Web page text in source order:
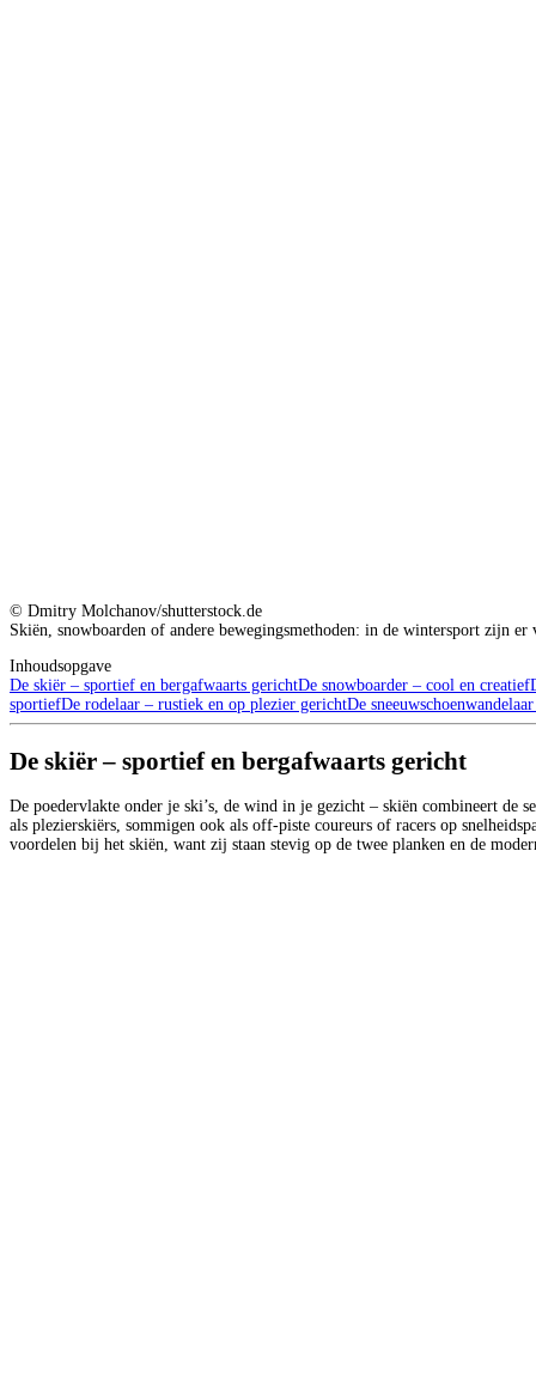
© Dmitry Molchanov/shutterstock.de
Skiën, snowboarden of andere bewegingsmethoden: in de wintersport zijn
Inhoudsopgave
De skiër – sportief en bergafwaarts gerichtDe snowboarder – cool en creatief
sportiefDe rodelaar – rustiek en op plezier gerichtDe
De skiër – sportief en bergafwaarts gericht
De poedervlakte onder je ski’s, de wind in je gezicht – skiën combineert de
als plezierskiërs, sommigen ook als off-piste coureurs of racers op
voordelen bij het skiën, want zij staan stevig op de twee planken en de